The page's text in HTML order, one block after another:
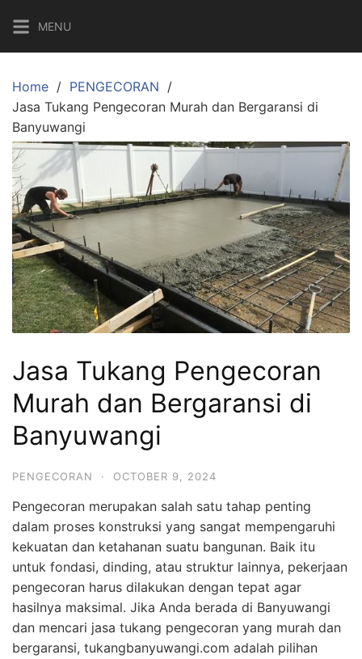
MENU
Home
PENGECORAN
Jasa Tukang Pengecoran Murah dan Bergaransi di
Banyuwangi
Jasa Tukang Pengecoran
Murah dan Bergaransi di
Banyuwangi
PENGECORAN · OCTOBER 9, 2024
Pengecoran merupakan salah satu tahap penting
dalam proses konstruksi yang sangat mempengaruhi
kekuatan dan ketahanan suatu bangunan. Baik itu
untuk fondasi, dinding, atau struktur lainnya, pekerjaan
pengecoran harus dilakukan dengan tepat agar
hasilnya maksimal. Jika Anda berada di Banyuwangi
dan mencari jasa tukang pengecoran yang murah dan
bergaransi, tukangbanyuwangi.com adalah pilihan